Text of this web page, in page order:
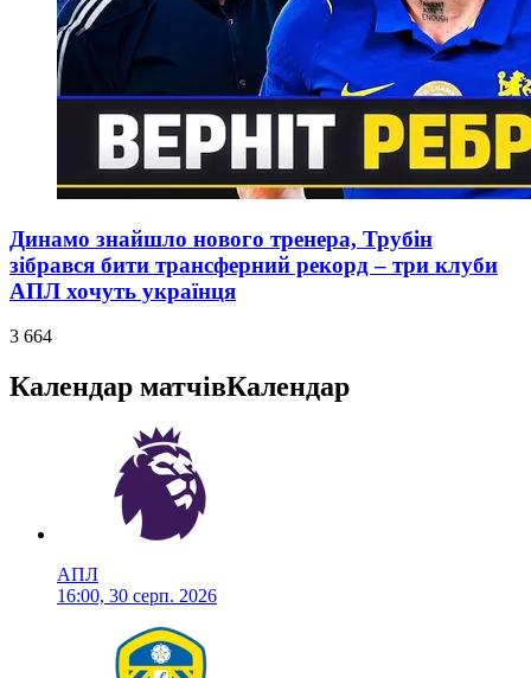
Динамо знайшло нового тренера, Трубін
зібрався бити трансферний рекорд – три клуби
АПЛ хочуть українця
3 664
Календар матчівКалендар
АПЛ
16:00, 30 серп. 2026